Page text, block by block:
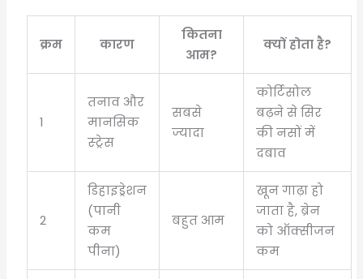
क्रम कारण
कितना
आम?
क्यों होता है?
1
तनाव और
मानसिक
स्ट्रेस
सबसे
ज्यादा
कोर्टिसोल
बढ़ने से सिर
की नसों में
दबाव
2
डिहाइड्रेशन
(पानी
कम
पीना)
बहुत आम
खून गाढ़ा हो
जाता है, ब्रेन
को ऑक्सीजन
कम